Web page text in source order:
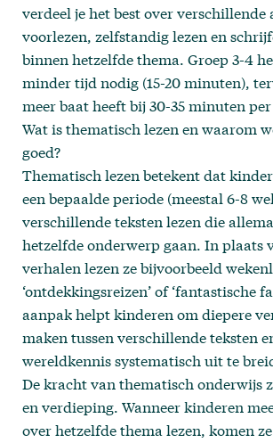
verdeel je het best over
voorlezen, zelfstandig lezen en
binnen hetzelfde thema. Groep 3-4
minder tijd nodig (15-20 minuten),
meer baat heeft bij 30-35 minuten
Wat is thematisch lezen en waarom
goed?
Thematisch lezen betekent dat
een bepaalde periode (meestal 6-8
verschillende teksten lezen die
hetzelfde onderwerp gaan. In plaats
verhalen lezen ze bijvoorbeeld
‘ontdekkingsreizen’ of ‘fantastische
aanpak helpt kinderen om diepere
maken tussen verschillende teksten
wereldkennis systematisch uit te
De kracht van thematisch onderwijs
en verdieping. Wanneer kinderen
over hetzelfde thema lezen, komen